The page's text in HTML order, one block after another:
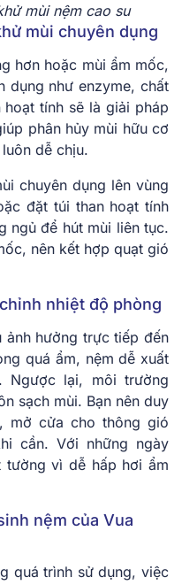
mùi nệm cao su
mùi chuyên dụng
hơn hoặc mùi ẩm mốc,
dụng như enzyme, chất
tính sẽ là giải pháp
phân hủy mùi hữu cơ
dễ chịu.
chuyên dụng lên vùng
đặt túi than hoạt tính
ngủ để hút mùi liên tục.
nên kết hợp quạt gió
nhiệt độ phòng
ảnh hưởng trực tiếp đến
quá ẩm, nệm dễ xuất
Ngược lại, môi trường
sạch mùi. Bạn nên duy
mở cửa cho thông gió
cần. Với những ngày
tường vì dễ hấp hơi ẩm
nệm của Vua
quá trình sử dụng, việc